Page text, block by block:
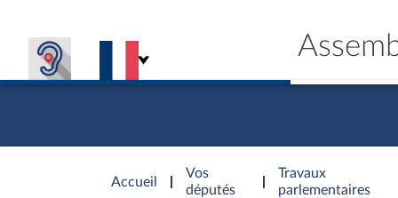
Accueil
d'accueil
Vos
députés
Travaux
parlementaires